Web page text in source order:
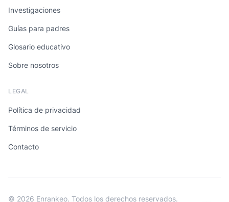
Investigaciones
Guías para padres
Glosario educativo
Sobre nosotros
LEGAL
Política de privacidad
Términos de servicio
Contacto
© 2026 Enrankeo. Todos los derechos reservados.